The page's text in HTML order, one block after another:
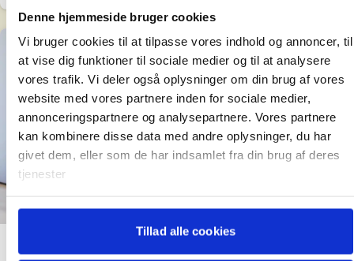
Denne hjemmeside bruger cookies
Vi bruger cookies til at tilpasse vores indhold og annoncer, til
at vise dig funktioner til sociale medier og til at analysere
vores trafik. Vi deler også oplysninger om din brug af vores
website med vores partnere inden for sociale medier,
annonceringspartnere og analysepartnere. Vores partnere
kan kombinere disse data med andre oplysninger, du har
givet dem, eller som de har indsamlet fra din brug af deres
tjenester
Tillad alle cookies
5 min. læsetid
Donorfamilier